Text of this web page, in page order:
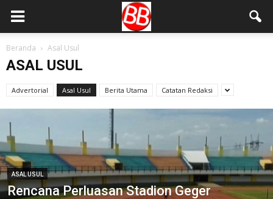
Beranda Asal Usul
ASAL USUL
Advertorial Asal Usul Berita Utama Catatan Redaksi
ASAL USUL
Rencana Perluasan Stadion Geger